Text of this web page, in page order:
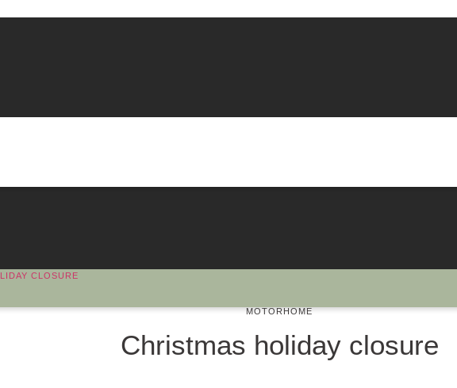
CLOSURE
MOTORHOME
Christmas holiday closure